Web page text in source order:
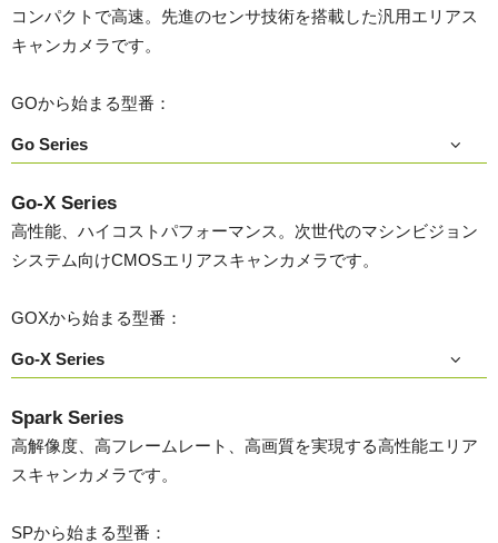
コンパクトで高速。先進のセンサ技術を搭載した汎用エリアス
キャンカメラです。
GOから始まる型番：
Go Series
Go-X Series
高性能、ハイコストパフォーマンス。次世代のマシンビジョン
システム向けCMOSエリアスキャンカメラです。
GOXから始まる型番：
Go-X Series
Spark Series
高解像度、高フレームレート、高画質を実現する高性能エリア
スキャンカメラです。
SPから始まる型番：